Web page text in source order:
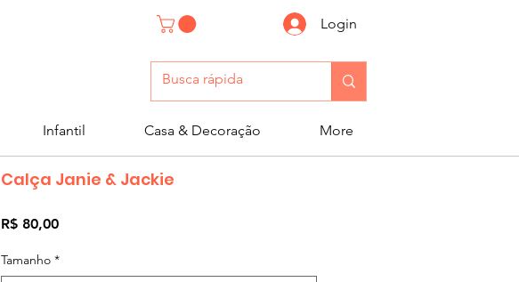
Login
Infantil Casa & Decoração More
Calça Janie & Jackie
R$ 80,00Preço
Tamanho *